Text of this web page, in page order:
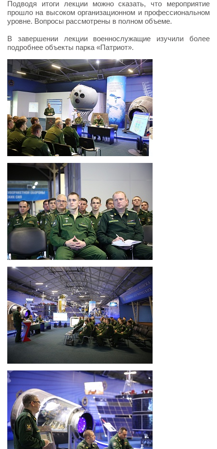
Подводя итоги лекции можно сказать, что мероприятие
прошло на высоком организационном и профессиональном
уровне. Вопросы рассмотрены в полном объеме.
В завершении лекции военнослужащие изучили более
подробнее объекты парка «Патриот».